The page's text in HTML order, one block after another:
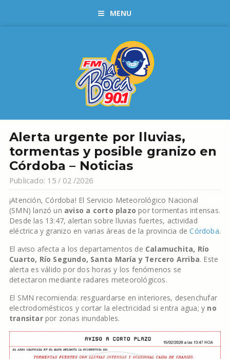
MENU
Alerta urgente por lluvias,
tormentas y posible granizo en
Córdoba – Noticias
Publicado: 15 / 02 /2026
¡Atención, Córdoba! El Servicio Meteorológico Nacional
(SMN) lanzó un aviso a corto plazo por tormentas intensas.
Desde las 13:47, alertan sobre lluvias fuertes, actividad
eléctrica y granizo en varias áreas de la provincia deCórdoba.
El aviso afecta a los departamentos de Calamuchita, Río
Cuarto, Río Segundo, Santa María y Tercero Arriba. Este
alerta es válido por dos horas y los fenómenos se
detectaron mediante radares meteorológicos.
El SMN recomienda: resguardarse en interiores, desenchufar
electrodomésticos y cortar la electricidad si entra agua; y no
transitarpor zonas inundables.